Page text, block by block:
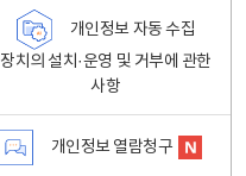
개인정보 자동 수집
장치의 설치·운영 및 거부에 관한
사항
개인정보 열람청구